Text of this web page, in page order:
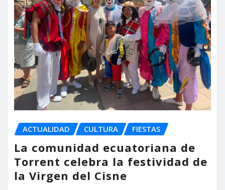
ACTUALIDAD CULTURA FIESTAS
La comunidad ecuatoriana de
Torrent celebra la festividad de
la Virgen del Cisne